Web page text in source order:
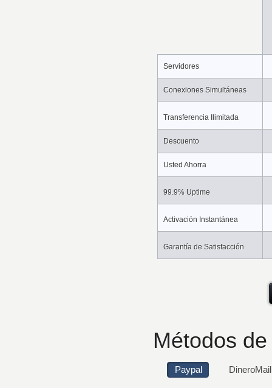
Servidores
Conexiones Simultáneas
Transferencia Ilimitada
Descuento
Usted Ahorra
99.9% Uptime
Activación Instantánea
Garantía de Satisfacción
Métodos
Paypal DineroMail